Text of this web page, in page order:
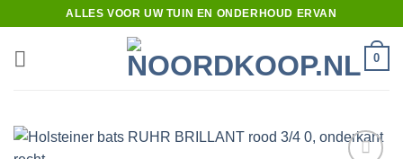
inhoud
ALLES VOOR UW TUIN EN ONDERHOUD ERVAN
0